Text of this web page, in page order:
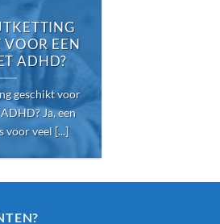
VOOR EEN
ADHD?
geschikt voor
Ja, een
voor veel [...]